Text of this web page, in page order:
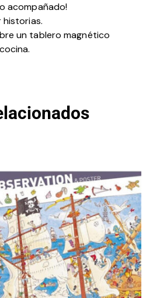
acompañado!
historias.
un tablero magnético